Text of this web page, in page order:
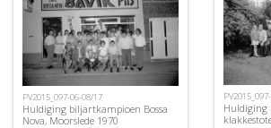
PV2015_097-06-08/17
Huldiging biljartkampioen Bossa
Nova, Moorslede 1970
Huldiging